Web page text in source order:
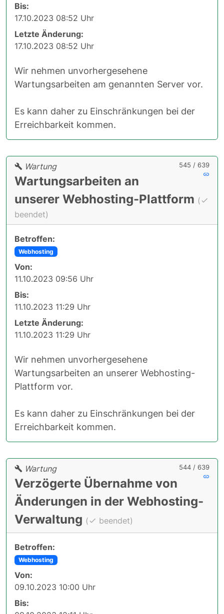
Bis:
17.10.2023 08:52 Uhr
Letzte Änderung:
17.10.2023 08:52 Uhr
Wir nehmen unvorhergesehene
Wartungsarbeiten am genannten Server vor.
Es kann daher zu Einschränkungen bei der
Erreichbarkeit kommen.
545 / 639
Wartung
Wartungsarbeiten an
unserer Webhosting-Plattform (
beendet)
Betroffen:
Webhosting
Von:
11.10.2023 09:56 Uhr
Bis:
11.10.2023 11:29 Uhr
Letzte Änderung:
11.10.2023 11:29 Uhr
Wir nehmen unvorhergesehene
Wartungsarbeiten an unserer Webhosting-
Plattform vor.
Es kann daher zu Einschränkungen bei der
Erreichbarkeit kommen.
544 / 639
Wartung
Verzögerte Übernahme von
Änderungen in der Webhosting-
Verwaltung ( beendet)
Betroffen:
Webhosting
Von:
09.10.2023 10:00 Uhr
Bis: